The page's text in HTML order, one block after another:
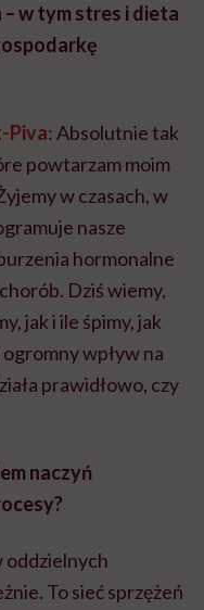
w tym stres i dieta
Piva: Absolutnie tak
powtarzam moim
w czasach, w
nasze
hormonalne
Dziś wiemy,
jak i ile śpimy, jak
wpływ na
prawidłowo, czy
naczyń
oddzielnych
To sieć sprzężeń